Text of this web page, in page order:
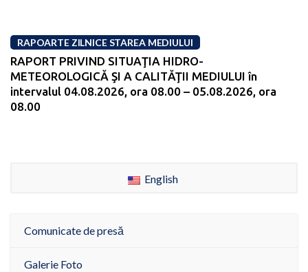
RAPOARTE ZILNICE STAREA MEDIULUI
RAPORT PRIVIND SITUAŢIA HIDRO-
METEOROLOGICĂ ŞI A CALITĂŢII MEDIULUI în
intervalul 04.08.2026, ora 08.00 – 05.08.2026, ora
08.00
English
Comunicate de presă
Galerie Foto